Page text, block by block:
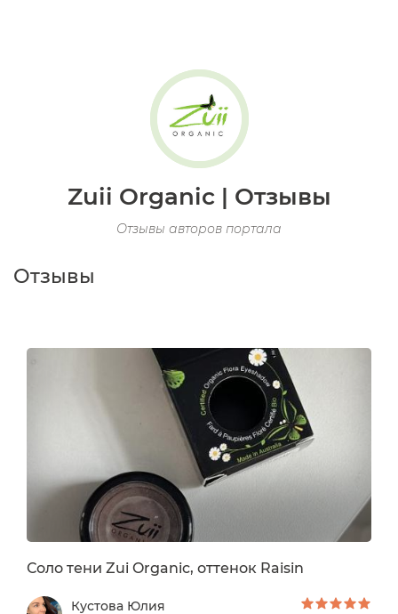
Zuii Organic | Отзывы
Отзывы авторов портала
Отзывы
Соло тени Zui Organic, оттенок Raisin
Кустова Юлия